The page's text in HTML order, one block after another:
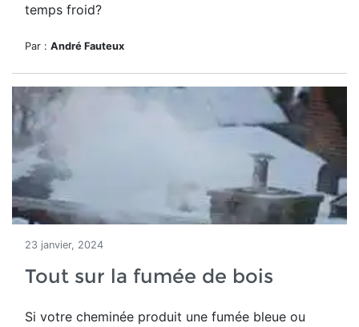
temps froid?
Par : André Fauteux
23 janvier, 2024
Tout sur la fumée de bois
Si votre cheminée produit une fumée bleue ou